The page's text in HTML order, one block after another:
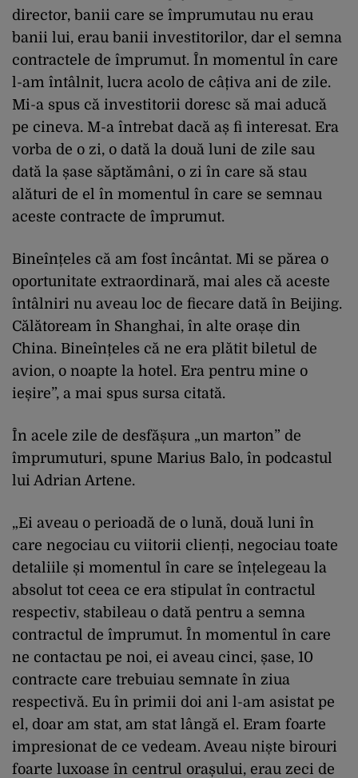
director, banii care se împrumutau nu erau
banii lui, erau banii investitorilor, dar el semna
contractele de împrumut. În momentul în care
l-am întâlnit, lucra acolo de câțiva ani de zile.
Mi-a spus că investitorii doresc să mai aducă
pe cineva. M-a întrebat dacă aș fi interesat. Era
vorba de o zi, o dată la două luni de zile sau
dată la șase săptămâni, o zi în care să stau
alături de el în momentul în care se semnau
aceste contracte de împrumut.
Bineînțeles că am fost încântat. Mi se părea o
oportunitate extraordinară, mai ales că aceste
întâlniri nu aveau loc de fiecare dată în Beijing.
Călătoream în Shanghai, în alte orașe din
China. Bineînțeles că ne era plătit biletul de
avion, o noapte la hotel. Era pentru mine o
ieșire”, a mai spus sursa citată.
În acele zile de desfășura „un marton” de
împrumuturi, spune Marius Balo, în podcastul
lui Adrian Artene.
„Ei aveau o perioadă de o lună, două luni în
care negociau cu viitorii clienți, negociau toate
detaliile și momentul în care se înțelegeau la
absolut tot ceea ce era stipulat în contractul
respectiv, stabileau o dată pentru a semna
contractul de împrumut. În momentul în care
ne contactau pe noi, ei aveau cinci, șase, 10
contracte care trebuiau semnate în ziua
respectivă. Eu în primii doi ani l-am asistat pe
el, doar am stat, am stat lângă el. Eram foarte
impresionat de ce vedeam. Aveau niște birouri
foarte luxoase în centrul orașului, erau zeci de